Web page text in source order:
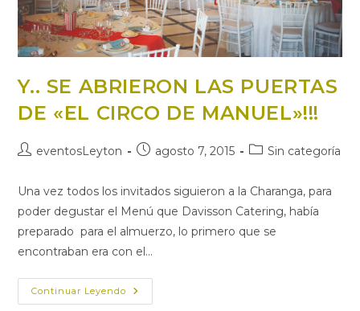
Y.. SE ABRIERON LAS PUERTAS
DE «EL CIRCO DE MANUEL»!!!
Autor
la
entrada:
eventosLeyton
Publicación
la
entrada:
agosto 7, 2015
Categoría
la
entrada:
Sin categoría
Una vez todos los invitados siguieron a la Charanga, para
poder degustar el Menú que Davisson Catering, había
preparado para el almuerzo, lo primero que se
encontraban era con el…
Continuar Leyendo Y..
SE